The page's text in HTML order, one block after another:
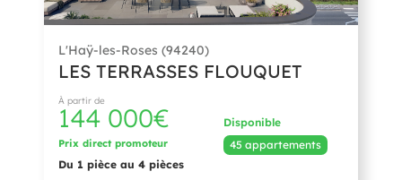
L'Haÿ-les-Roses (94240)
LES TERRASSES FLOUQUET
À partir de
144 000€
Prix direct promoteur
Du 1 pièce au 4 pièces
Disponible
45 appartements